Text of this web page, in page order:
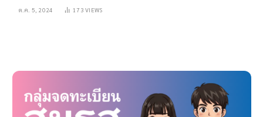
ต.ค. 5, 2024 173VIEWS